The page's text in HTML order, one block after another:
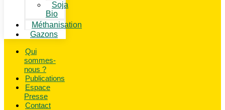
Soja
Bio
Méthanisation
Gazons
Qui
sommes-
nous ?
Publications
Espace
Presse
Contact